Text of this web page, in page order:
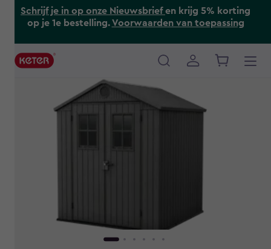
Schrijf je in op onze Nieuwsbriefen krijg 5% korting
op je 1e bestelling.Voorwaarden van toepassing
Main